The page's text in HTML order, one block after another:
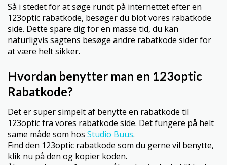
Så i stedet for at søge rundt på internettet efter en
123optic rabatkode, besøger du blot vores rabatkode
side. Dette spare dig for en masse tid, du kan
naturligvis sagtens besøge andre rabatkode sider for
at være helt sikker.
Hvordan benytter man en 123optic
Rabatkode?
Det er super simpelt af benytte en rabatkode til
123optic fra vores rabatkode side. Det fungere på helt
same måde som hos Studio Buus.
Find den 123optic rabatkode som du gerne vil benytte,
klik nu på den og kopier koden.